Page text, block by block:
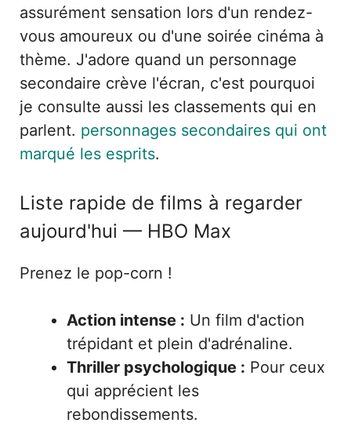
assurément sensation lors d'un rendez-
vous amoureux ou d'une soirée cinéma à
thème. J'adore quand un personnage
secondaire crève l'écran, c'est pourquoi
je consulte aussi les classements qui en
parlent. personnages secondaires qui ont
marqué les esprits.
Liste rapide de films à regarder
aujourd'hui — HBO Max
Prenez le pop-corn !
Action intense : Un film d'action
trépidant et plein d'adrénaline.
Thriller psychologique : Pour ceux
qui apprécient les
rebondissements.